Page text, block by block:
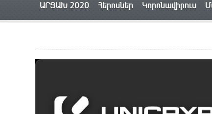
ԱՐՑԱԽ 2020 Հերոսներ Կորոնավիրուս